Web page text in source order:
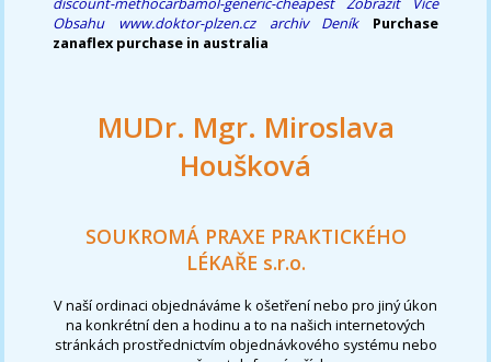
Obsahu
www.doktor-plzen.cz archiv Deník
Purchase
zanaflex purchase in australia
MUDr. Mgr. Miroslava
Houšková
SOUKROMÁ PRAXE PRAKTICKÉHO
LÉKAŘE s.r.o.
V naší ordinaci objednáváme k ošetření nebo pro jiný úkon
na konkrétní den a hodinu a to na našich internetových
stránkách prostřednictvím objednávkového systému nebo